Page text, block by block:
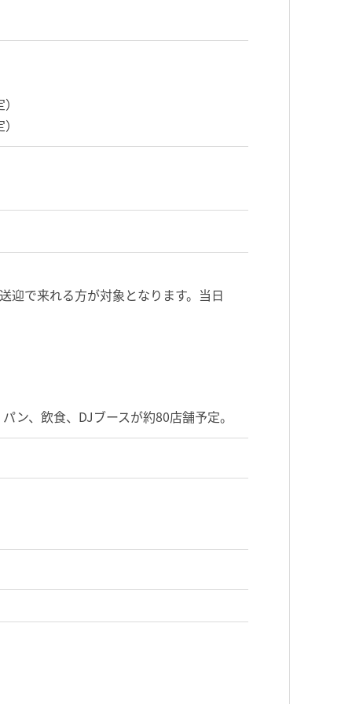
迎で来れる方が対象となります。当日
ン、飲食、DJブースが約80店舗予定。